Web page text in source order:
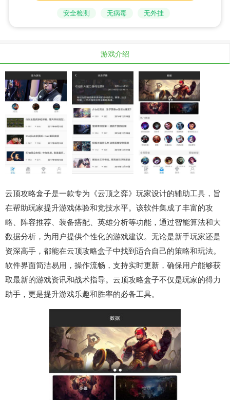
安全检测 无病毒 无外挂
游戏介绍
云顶攻略盒子是一款专为《云顶之弈》玩家设计的辅助工具，旨
在帮助玩家提升游戏体验和竞技水平。该软件集成了丰富的攻
略、阵容推荐、装备搭配、英雄分析等功能，通过智能算法和大
数据分析，为用户提供个性化的游戏建议。无论是新手玩家还是
资深高手，都能在云顶攻略盒子中找到适合自己的策略和玩法。
软件界面简洁易用，操作流畅，支持实时更新，确保用户能够获
取最新的游戏资讯和战术指导。云顶攻略盒子不仅是玩家的得力
助手，更是提升游戏乐趣和胜率的必备工具。